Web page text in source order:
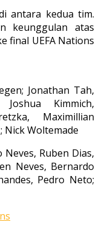
antara kedua tim.
keunggulan atas
final UEFA Nations
Jonathan Tah,
Kimmich,
Maximillian
Nick Woltemade
Ruben Dias,
Neves, Bernardo
Pedro Neto;